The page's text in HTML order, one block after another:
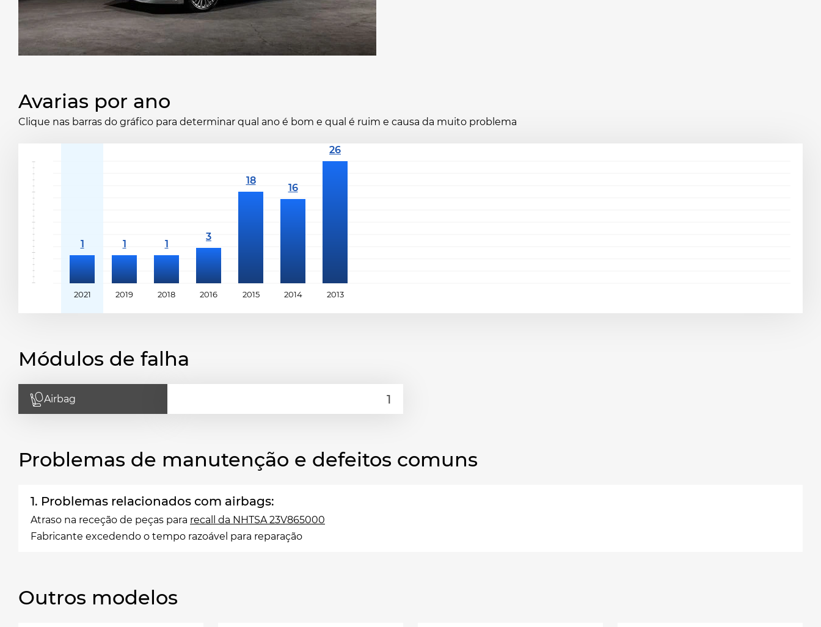
Avarias por ano
Clique nas barras do gráfico para determinar qual ano é bom e qual é ruim e causa da muito problema
2021 2019 2018 2016 2015 2014 2013
Módulos de falha
Airbag
Problemas de manutenção e defeitos comuns
1. Problemas relacionados com airbags:
Atraso na receção de peças para recall da NHTSA 23V865000
Fabricante excedendo o tempo razoável para reparação
Outros modelos